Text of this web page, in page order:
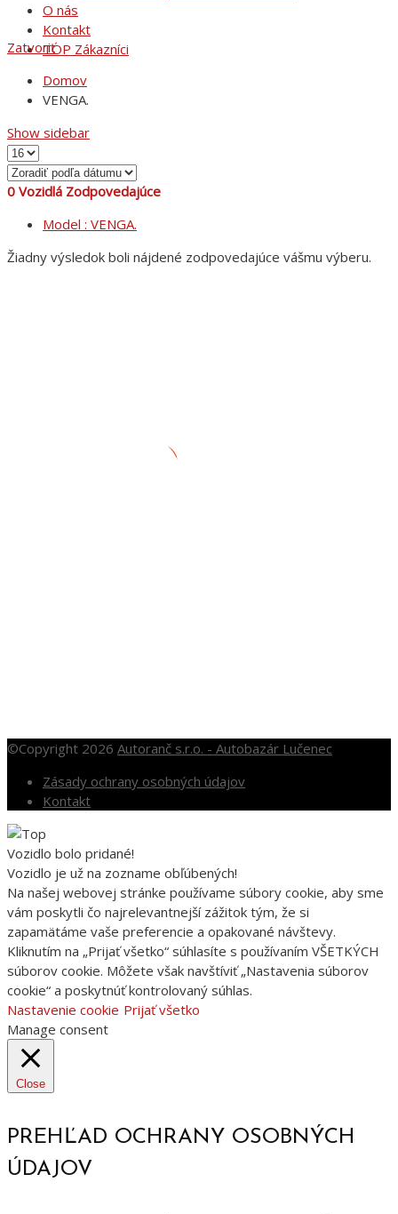
O nás
Kontakt
TOP Zákazníci
Zatvoriť
Domov
VENGA.
Show sidebar
0 Vozidlá Zodpovedajúce
Model : VENGA.
Žiadny výsledok boli nájdené zodpovedajúce vášmu výberu.
©Copyright 2026 Autoranč s.r.o. - Autobazár Lučenec
Zásady ochrany osobných údajov
Kontakt
Vozidlo bolo pridané!
Vozidlo je už na zozname obľúbených!
Na našej webovej stránke používame súbory cookie, aby sme
vám poskytli čo najrelevantnejší zážitok tým, že si
zapamätáme vaše preferencie a opakované návštevy.
Kliknutím na „Prijať všetko“ súhlasíte s používaním VŠETKÝCH
súborov cookie. Môžete však navštíviť „Nastavenia súborov
cookie“ a poskytnúť kontrolovaný súhlas.
Nastavenie cookie Prijať všetko
Manage consent
Close
PREHĽAD OCHRANY OSOBNÝCH
ÚDAJOV